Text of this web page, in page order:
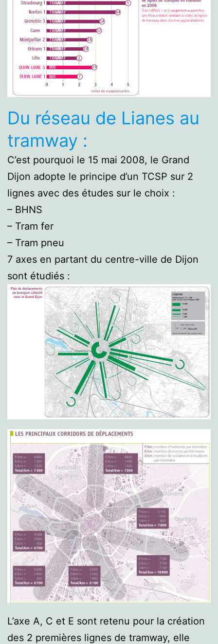
Du réseau de Lianes au
tramway :
C’est pourquoi le 15 mai 2008, le Grand
Dijon adopte le principe d’un TCSP sur 2
lignes avec des études sur le choix :
– BHNS
– Tram fer
– Tram pneu
7 axes en partant du centre-ville de Dijon
sont étudiés :
L’axe A, C et E sont retenu pour la création
des 2 premières lignes de tramway, elle